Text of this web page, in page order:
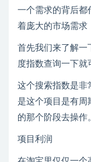
一个需求的背后都
着庞大的市场需求
首先我们来了解一
度指数查询一下就
这个搜索指数是非
是这个项目是有周
的那个阶段去操作
项目利润